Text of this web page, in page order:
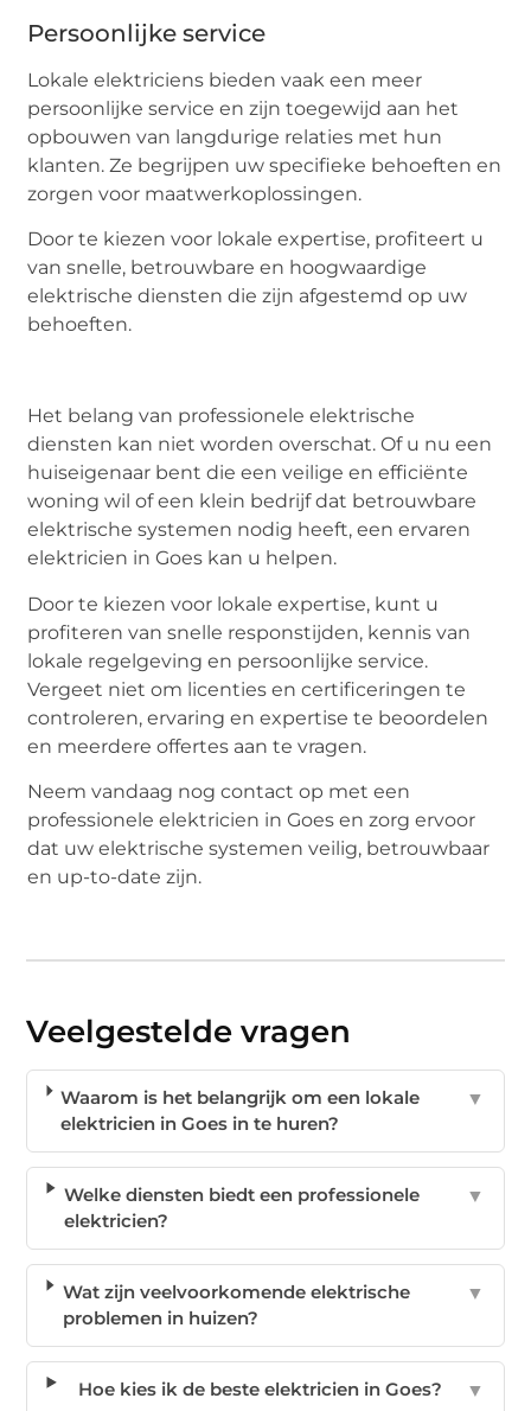
Persoonlijke service
Lokale elektriciens bieden vaak een meer
persoonlijke service en zijn toegewijd aan het
opbouwen van langdurige relaties met hun
klanten. Ze begrijpen uw specifieke behoeften en
zorgen voor maatwerkoplossingen.
Door te kiezen voor lokale expertise, profiteert u
van snelle, betrouwbare en hoogwaardige
elektrische diensten die zijn afgestemd op uw
behoeften.
Het belang van professionele elektrische
diensten kan niet worden overschat. Of u nu een
huiseigenaar bent die een veilige en efficiënte
woning wil of een klein bedrijf dat betrouwbare
elektrische systemen nodig heeft, een ervaren
elektricien in Goes kan u helpen.
Door te kiezen voor lokale expertise, kunt u
profiteren van snelle responstijden, kennis van
lokale regelgeving en persoonlijke service.
Vergeet niet om licenties en certificeringen te
controleren, ervaring en expertise te beoordelen
en meerdere offertes aan te vragen.
Neem vandaag nog contact op met een
professionele elektricien in Goes en zorg ervoor
dat uw elektrische systemen veilig, betrouwbaar
en up-to-date zijn.
Veelgestelde vragen
Waarom is het belangrijk om een lokale
elektricien in Goes in te huren?
▼
Welke diensten biedt een professionele
elektricien?
▼
Wat zijn veelvoorkomende elektrische
problemen in huizen?
▼
Hoe kies ik de beste elektricien in Goes? ▼